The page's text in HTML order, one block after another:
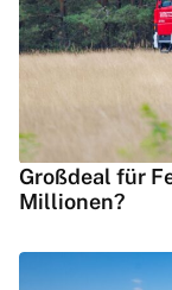
Großdeal für
Millionen?